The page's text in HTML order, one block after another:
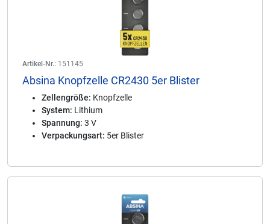
Artikel-Nr.: 151145
Absina Knopfzelle CR2430 5er Blister
Zellengröße: Knopfzelle
System: Lithium
Spannung: 3 V
Verpackungsart: 5er Blister